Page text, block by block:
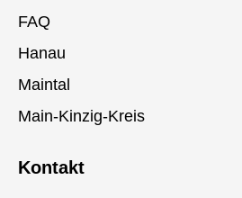
FAQ
Hanau
Maintal
Main-Kinzig-Kreis
Kontakt